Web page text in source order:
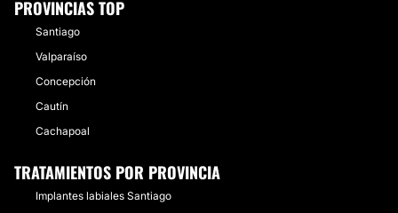
PROVINCIAS TOP
Santiago
Valparaíso
Concepción
Cautín
Cachapoal
TRATAMIENTOS POR PROVINCIA
Implantes labiales Santiago